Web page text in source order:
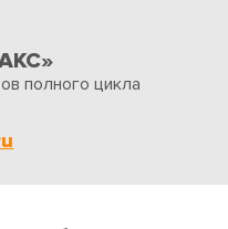
полного цикла